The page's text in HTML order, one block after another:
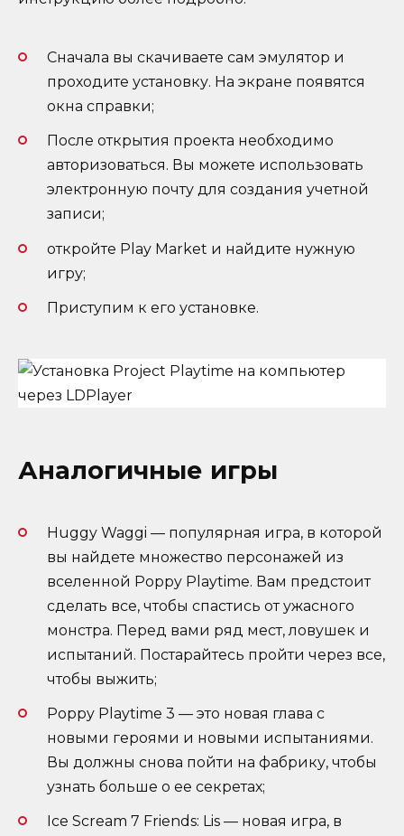
Сначала вы скачиваете сам эмулятор и
проходите установку. На экране появятся
окна справки;
После открытия проекта необходимо
авторизоваться. Вы можете использовать
электронную почту для создания учетной
записи;
откройте Play Market и найдите нужную
игру;
Приступим к его установке.
Аналогичные игры
Huggy Waggi — популярная игра, в которой
вы найдете множество персонажей из
вселенной Poppy Playtime. Вам предстоит
сделать все, чтобы спастись от ужасного
монстра. Перед вами ряд мест, ловушек и
испытаний. Постарайтесь пройти через все,
чтобы выжить;
Poppy Playtime 3 — это новая глава с
новыми героями и новыми испытаниями.
Вы должны снова пойти на фабрику, чтобы
узнать больше о ее секретах;
Ice Scream 7 Friends: Lis — новая игра, в